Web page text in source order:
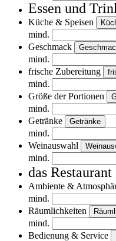
Essen und
Küche & Speisen
mind.
Geschmack
mind.
frische Zubereitung
mind.
Größe der Portionen
mind.
Getränke
Getränke
mind.
Weinauswahl
mind.
das Restaurant
Ambiente &
mind.
Räumlichkeiten
mind.
Bedienung & Service